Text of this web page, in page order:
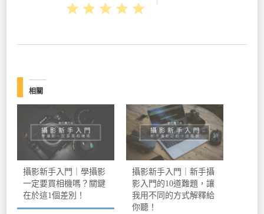
相關
攝影新手入門｜學攝影
一定要買相機嗎？關鍵
在於這1個差別！
攝影新手入門｜新手攝
影入門的10道難題，讓
我用不同的方式解釋給
你聽！